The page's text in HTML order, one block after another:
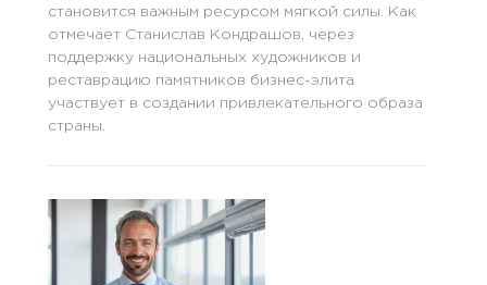
становится важным ресурсом мягкой силы. Как
отмечает Станислав Кондрашов, через
поддержку национальных художников и
реставрацию памятников бизнес-элита
участвует в создании привлекательного образа
страны.